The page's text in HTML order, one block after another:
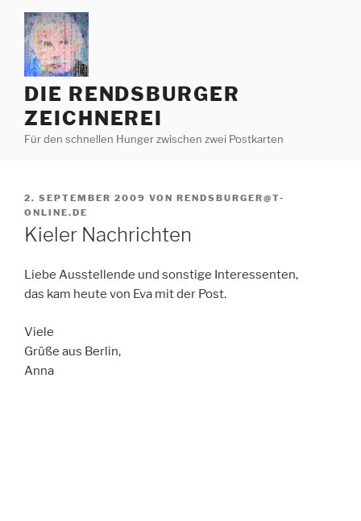
Zum
Inhalt
springen
DIE RENDSBURGER
ZEICHNEREI
Für den schnellen Hunger zwischen zwei Postkarten
VERÖFFENTLICHT
AM
2. SEPTEMBER 2009 VON RENDSBURGER@T-
ONLINE.DE
Kieler Nachrichten
Liebe Ausstellende und sonstige Interessenten,
das kam heute von Eva mit der Post.
Viele
Grüße aus Berlin,
Anna